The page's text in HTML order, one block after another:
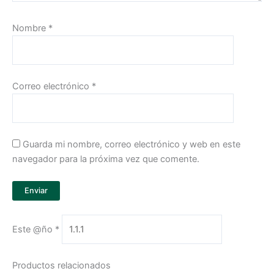
Nombre *
Correo electrónico *
Guarda mi nombre, correo electrónico y web en este
navegador para la próxima vez que comente.
Este @ño *
Productos relacionados